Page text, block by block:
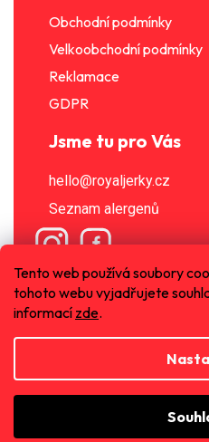
Tento web používá soubory
tohoto webu vyjadřujete
informací zde.
Obchodní podmínky
Velkoobchodní podmínky
Reklamace
GDPR
Jsme tu pro Vás
hello@royaljerky.cz
Seznam alergenů
Royal